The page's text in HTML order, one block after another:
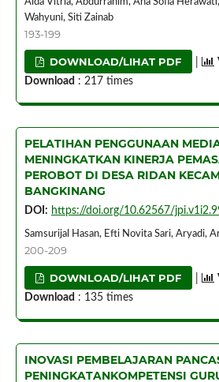
Wahyuni, Siti Zainab
193-199
DOWNLOAD/LIHAT PDF
Download : 217 times
PELATIHAN PENGGUNAAN
MENINGKATKAN KINERJA
PEROBOT DI DESA RIDAN
BANGKINANG
DOI: https://doi.org/10.62567/
Samsurijal Hasan, Efti Novita Sari, Aryadi,
200-209
DOWNLOAD/LIHAT PDF
Download : 135 times
INOVASI PEMBELAJARAN
PENINGKATANKOMPETENSI